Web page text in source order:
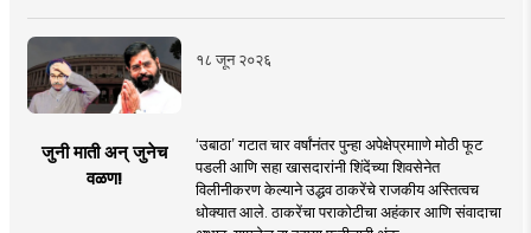
१८ जून २०२६
जुनी माती अन् जुनेच
वळण!
‘उबाठा’ गटात चार वर्षांनंतर पुन्हा अपेक्षेप्रमााणे मोठी फूट
पडली आणि सहा खासदारांनी शिंदेंच्या शिवसेनेत
विलीनीकरण केल्याने उद्धव ठाकरेंचे राजकीय अस्तित्वच
धोक्यात आले. ठाकरेंचा पराकोटीचा अहंकार आणि संवादाचा